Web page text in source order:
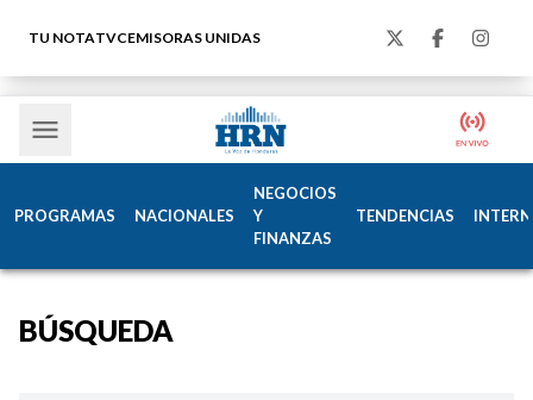
TU NOTATVCEMISORAS UNIDAS
PROGRAMAS NACIONALES
NEGOCIOS
Y
FINANZAS
TENDENCIAS
BÚSQUEDA